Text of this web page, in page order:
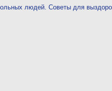
людей. Советы для